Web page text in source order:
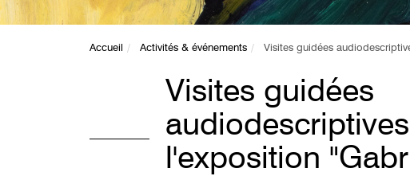
Accueil Activités & événements Visites guidées
Visites guidées
l'exposition